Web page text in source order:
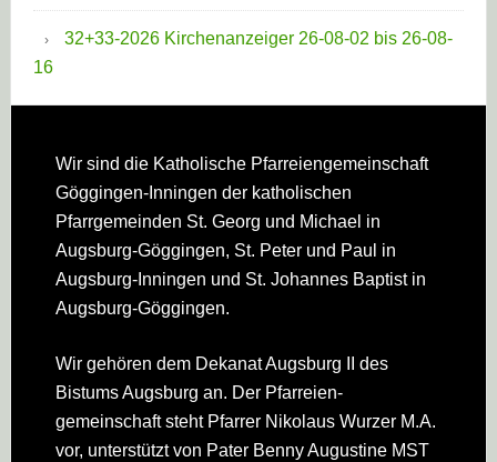
32+33-2026 Kirchenanzeiger 26-08-02 bis 26-08-
16
Footer
Wir sind die Katholische Pfarreien­gemeinschaft
Göggingen-Inningen der katholischen
Pfarrgemeinden St. Georg und Michael in
Augsburg-Göggingen, St. Peter und Paul in
Augsburg-Inningen und St. Johannes Baptist in
Augsburg-Göggingen.
Wir gehören dem Dekanat Augsburg II des
Bistums Augsburg an. Der Pfarreien­
gemeinschaft steht Pfarrer Nikolaus Wurzer M.A.
vor, unterstützt von Pater Benny Augustine MST